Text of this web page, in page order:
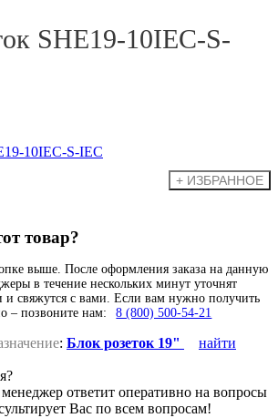
SHE19-10IEC-S-
товар?
выше. После оформления заказа на данную
в течение нескольких минут уточнят
и свяжутся с вами. Если вам нужно получить
– позвоните нам:
8 (800) 500-54-21
: Блок розеток 19"
найти
ответит оперативно на вопросы
Вас по всем вопросам!